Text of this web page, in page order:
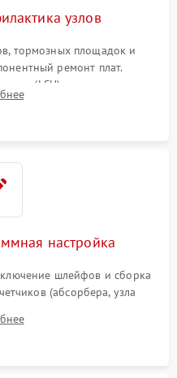
узлов
тормозных площадок и
ремонт плат.
(LSU), зеркал и тракта
и бумажной пыли.
настройка
шлейфов и сборка
(абсорбера, узла
и программная
сканера.